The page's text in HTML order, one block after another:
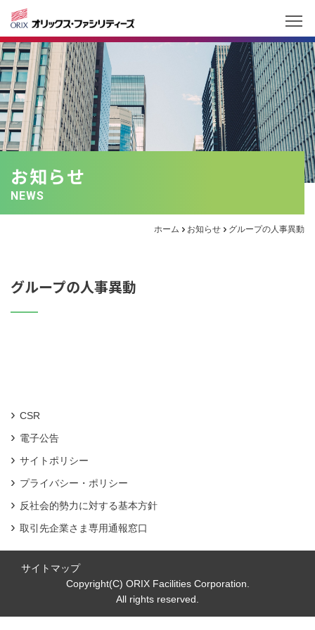
お知らせ
NEWS
ホーム お知らせ グループの人事異動
グループの人事異動
CSR
電子公告
サイトポリシー
プライバシー・ポリシー
反社会的勢力に対する基本方針
取引先企業さま専用通報窓口
サイトマップ
Copyright(C) ORIX Facilities Corporation.
All rights reserved.